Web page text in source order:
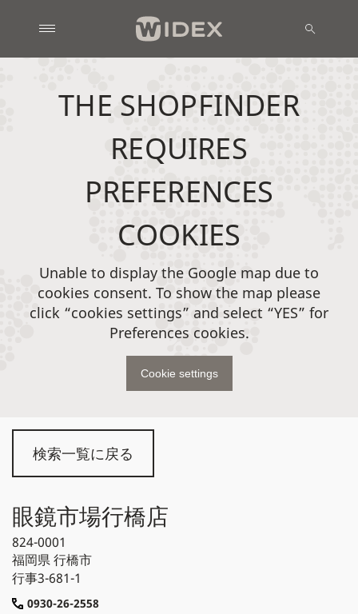
検索一覧に戻る
眼鏡市場行橋店
824-0001
福岡県行橋市
行事3-681-1
0930-26-2558
THE SHOPFINDER
REQUIRES
PREFERENCES
COOKIES
Unable to display the Google map due to
cookies consent. To show the map please
click “cookies settings” and select “YES” for
Preferences cookies.
Cookie settings